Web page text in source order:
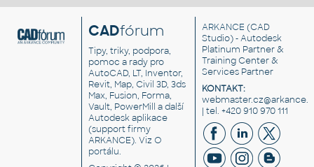
CADfórum
Tipy, triky, podpora,
pomoc a rady pro
AutoCAD, LT, Inventor,
Revit, Map, Civil 3D, 3ds
Max, Fusion, Forma,
Vault, PowerMill a další
Autodesk aplikace
(support firmy
ARKANCE). VizO
portálu.
ARKANCE (CAD
Studio) - Autodesk
Platinum Partner &
Training Center &
Services Partner
KONTAKT:
| tel. +420 910 970 111